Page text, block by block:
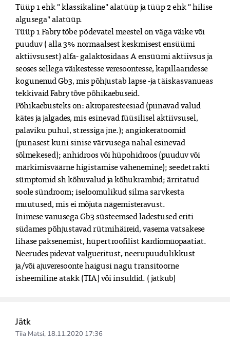
Tüüp 1 ehk " klassikaline" alatüüp ja tüüp 2 ehk " hilise
algusega" alatüüp.
Tüüp 1 Fabry tõbe põdevatel meestel on väga väike või
puuduv ( alla 3% normaalsest keskmisest ensüümi
aktiivsusest) alfa- galaktosidaas A ensüümi aktiivsus ja
seoses sellega väikestesse veresoontesse, kapillaaridesse
kogunenud Gb3, mis põhjustab lapse -ja täiskasvanueas
tekkivaid Fabry tõve põhikaebuseid.
Põhikaebusteks on: akroparesteesiad (piinavad valud
kätes ja jalgades, mis esinevad füüsilisel aktiivsusel,
palaviku puhul, stressiga jne.); angiokeratoomid
(punasest kuni sinise värvusega nahal esinevad
sõlmekesed); anhidroos või hüpohidroos (puuduv või
märkimisväärne higistamise vähenemine); seedetrakti
sümptomid sh kõhuvalud ja kõhukrambid; ärritatud
soole sündroom; iseloomulikud silma sarvkesta
muutused, mis ei mõjuta nägemisteravust.
Inimese vanusega Gb3 süsteemsed ladestused eriti
südames põhjustavad rütmihäireid, vasema vatsakese
lihase paksenemist, hüpertroofilist kardiomüopaatiat.
Neerudes pidevat valgueritust, neerupuudulikkust
ja/või ajuveresoonte haigusi nagu transitoorne
isheemiline atakk (TIA) vôi insuldid. ( jätkub)
Jätk
Tiia Matsi, 18.11.2020 17:36